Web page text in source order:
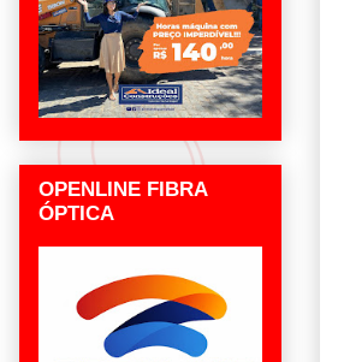
OPENLINE FIBRA
ÓPTICA